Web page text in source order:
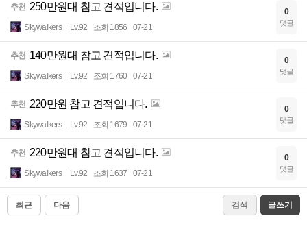
추천 250만원대 참고 견적입니다.
Skywalkers Lv.92 조회 1856 07-21
0
댓글
추천 140만원대 참고 견적입니다.
Skywalkers Lv.92 조회 1760 07-21
0
댓글
추천 220만원 참고 견적입니다.
Skywalkers Lv.92 조회 1679 07-21
0
댓글
추천 220만원대 참고 견적입니다.
Skywalkers Lv.92 조회 1637 07-21
0
댓글
최근 다음 검색 글쓰기